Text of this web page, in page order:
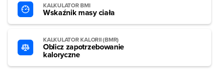
KALKULATOR BMI
Wskaźnik masy ciała
KALKULATOR KALORII (BMR)
Oblicz zapotrzebowanie
kaloryczne